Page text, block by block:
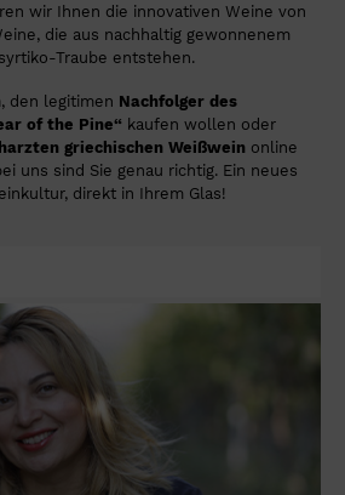
wir Ihnen die innovativen Weine von
die aus nachhaltig gewonnenem
Traube entstehen.
, den legitimen Nachfolger des
of the Pine“ kaufen wollen oder
griechischen Weißwein online
uns sind Sie genau richtig. Ein neues
direkt in Ihrem Glas!